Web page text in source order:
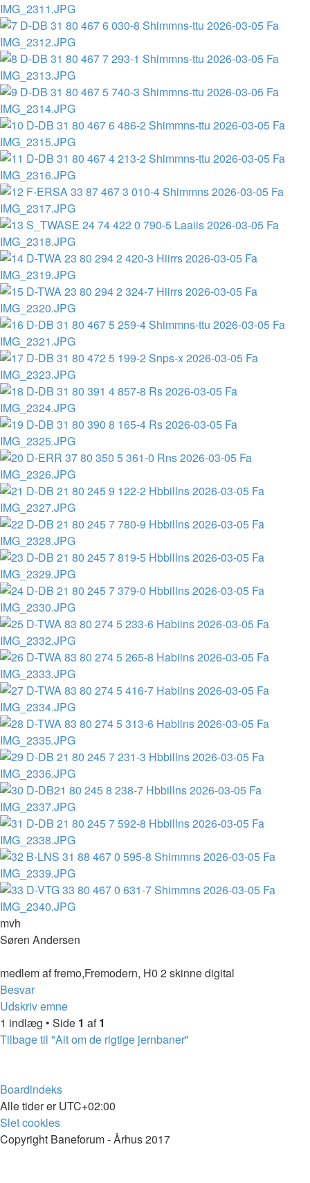
mvh
Søren Andersen
medlem af fremo,Fremodern, H0 2 skinne digital
Top
Besvar
Udskriv emne
1 indlæg • Side 1 af1
Tilbage til "Alt om de rigtige jernbaner"
Boardindeks
Alle tider erUTC+02:00
Slet cookies
Copyright Baneforum - Århus 2017